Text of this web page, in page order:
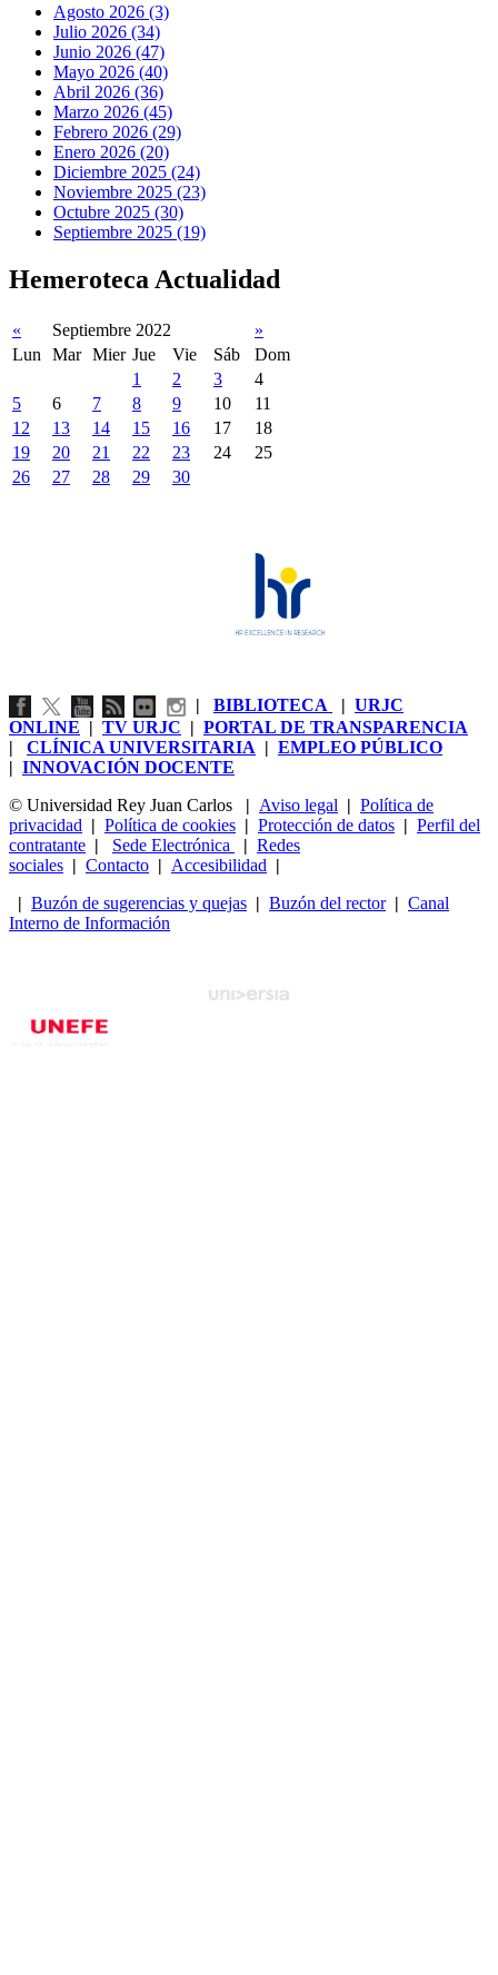
Agosto 2026 (3)
Julio 2026 (34)
Junio 2026 (47)
Mayo 2026 (40)
Abril 2026 (36)
Marzo 2026 (45)
Febrero 2026 (29)
Enero 2026 (20)
Diciembre 2025 (24)
Noviembre 2025 (23)
Octubre 2025 (30)
Septiembre 2025 (19)
Hemeroteca Actualidad
« Septiembre 2022
»
Lun
Mar Mier Jue Vie Sáb
Dom
1
2 3
4
5
6 7 8 9 10
11
12
13 14 15 16 17
18
19
20 21 22 23 24
25
26
27 28 29 30
| BIBLIOTECA | URJC
ONLINE | TV URJC | PORTAL DE TRANSPARENCIA
| CLÍNICA UNIVERSITARIA | EMPLEO PÚBLICO
| INNOVACIÓN DOCENTE
© Universidad Rey Juan Carlos
| Aviso legal | Política de
privacidad | Política de cookies | Protección de datos | Perfil del
contratante | Sede Electrónica | Redes
sociales | Contacto | Accesibilidad |
| Buzón de sugerencias y quejas | Buzón del rector| Canal
Interno de Información